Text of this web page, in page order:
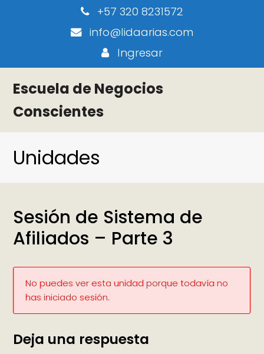
+57 320 8231572
info@lidaarias.com
Ingresar
Escuela de Negocios
Conscientes
Unidades
Sesión de Sistema de
Afiliados – Parte 3
No puedes ver esta unidad porque todavía no
has iniciado sesión.
Deja una respuesta